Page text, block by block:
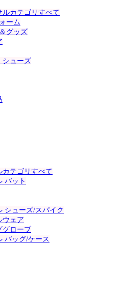
カテゴリすべて
ーム
グッズ
シューズ
テゴリすべて
バット
シューズ/スパイク
ウェア
グローブ
バッグ/ケース